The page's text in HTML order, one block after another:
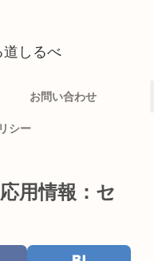
道しるべ
お問い合わせ
シー
用情報：セ